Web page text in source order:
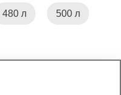
480 л 500 л